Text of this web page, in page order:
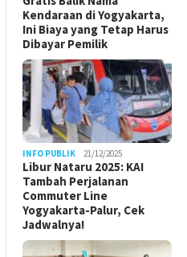
Kendaraan di Yogyakarta,
Ini Biaya yang Tetap Harus
Dibayar Pemilik
INFO PUBLIK 21/12/2025
Libur Nataru 2025: KAI
Tambah Perjalanan
Commuter Line
Yogyakarta-Palur, Cek
Jadwalnya!